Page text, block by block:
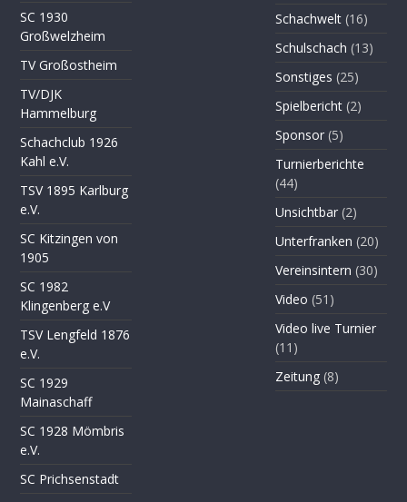
SC 1930
Großwelzheim
TV Großostheim
TV/DJK
Hammelburg
Schachclub 1926
Kahl e.V.
TSV 1895 Karlburg
e.V.
SC Kitzingen von
1905
SC 1982
Klingenberg e.V
TSV Lengfeld 1876
e.V.
SC 1929
Mainaschaff
SC 1928 Mömbris
e.V.
SC Prichsenstadt
Schachwelt (16)
Schulschach (13)
Sonstiges (25)
Spielbericht (2)
Sponsor (5)
Turnierberichte
(44)
Unsichtbar (2)
Unterfranken (20)
Vereinsintern (30)
Video (51)
Video live Turnier
(11)
Zeitung (8)